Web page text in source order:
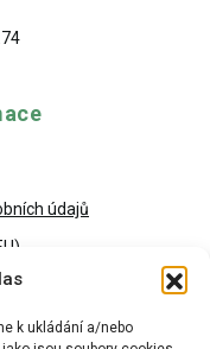
k ukládání a/nebo
údajů